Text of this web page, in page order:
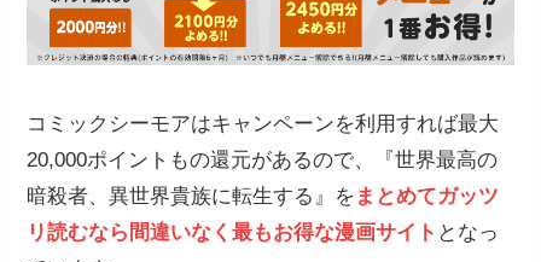
コミックシーモアはキャンペーンを利用すれば最大
20,000ポイントもの還元があるので、『世界最高の
暗殺者、異世界貴族に転生する』を まとめてガッツ
リ読むなら間違いなく最もお得な漫画サイト となっ